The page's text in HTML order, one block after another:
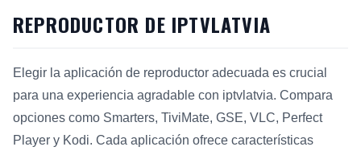
REPRODUCTOR DE IPTVLATVIA
Elegir la aplicación de reproductor adecuada es crucial
para una experiencia agradable con iptvlatvia. Compara
opciones como Smarters, TiviMate, GSE, VLC, Perfect
Player y Kodi. Cada aplicación ofrece características